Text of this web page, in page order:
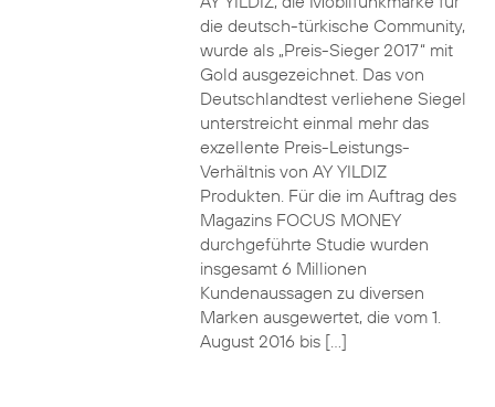
die deutsch-türkische Community,
wurde als „Preis-Sieger 2017“ mit
Gold ausgezeichnet. Das von
Deutschlandtest verliehene Siegel
unterstreicht einmal mehr das
exzellente Preis-Leistungs-
Verhältnis von AY YILDIZ
Produkten. Für die im Auftrag des
Magazins FOCUS MONEY
durchgeführte Studie wurden
insgesamt 6 Millionen
Kundenaussagen zu diversen
Marken ausgewertet, die vom 1.
August 2016 bis […]